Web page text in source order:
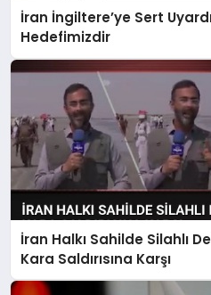
İran İngiltere’ye Sert
Hedefimizdir
İran Halkı Sahilde Silahlı
Kara Saldırısına Karşı